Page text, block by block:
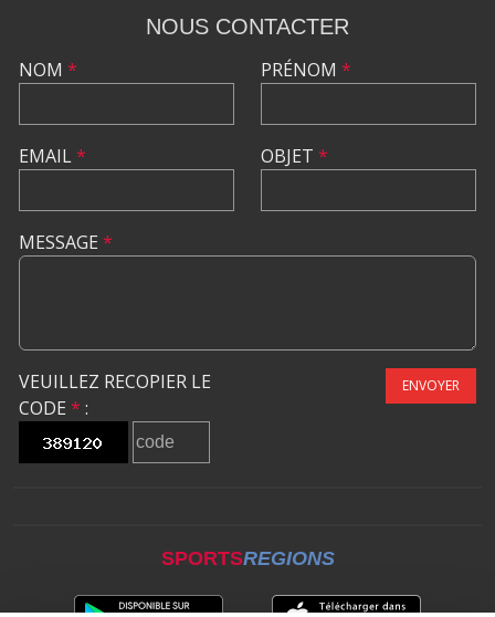
NOUS CONTACTER
NOM *
EMAIL*
PRÉNOM *
OBJET *
MESSAGE *
VEUILLEZ RECOPIER LE
CODE * :
ENVOYER
SPORTSREGIONS